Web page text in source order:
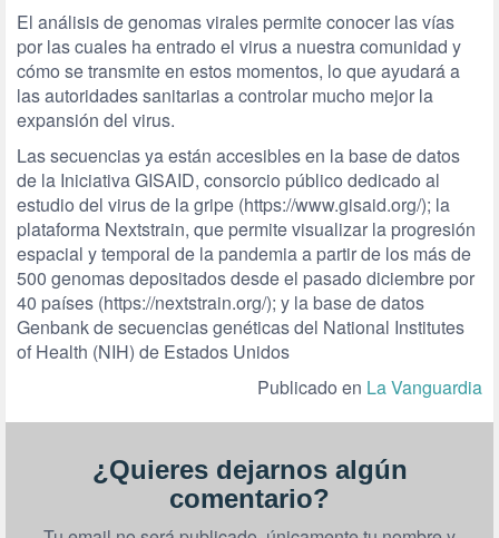
El análisis de genomas virales permite conocer las vías
por las cuales ha entrado el virus a nuestra comunidad y
cómo se transmite en estos momentos, lo que ayudará a
las autoridades sanitarias a controlar mucho mejor la
expansión del virus.
Las secuencias ya están accesibles en la base de datos
de la Iniciativa GISAID, consorcio público dedicado al
estudio del virus de la gripe (https://www.gisaid.org/); la
plataforma Nextstrain, que permite visualizar la progresión
espacial y temporal de la pandemia a partir de los más de
500 genomas depositados desde el pasado diciembre por
40 países (https://nextstrain.org/); y la base de datos
Genbank de secuencias genéticas del National Institutes
of Health (NIH) de Estados Unidos
Publicado en La Vanguardia
¿Quieres dejarnos algún
comentario?